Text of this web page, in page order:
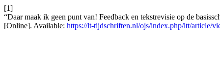
[1]
“Daar maak ik geen punt van! Feedback en tekstrevisie op de
[Online]. Available: https://lt-tijdschriften.nl/ojs/index.php/ltt/article/